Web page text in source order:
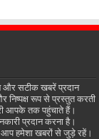
और सटीक खबरें प्रदान
निष्पक्ष रूप से प्रस्तुत करती
आपके तक पहुंचाते हैं।
प्रदान करना है।
हमेशा खबरों से जुड़े रहें।